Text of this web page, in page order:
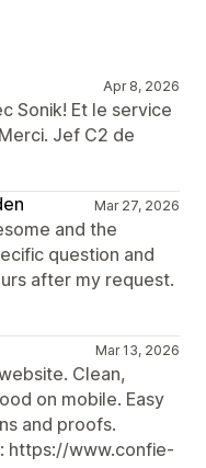
Apr 8, 2026
Sonik! Et le service
Jef C2 de
Mar 27, 2026
and the
question and
after my request.
Mar 13, 2026
Clean,
on mobile. Easy
and proofs.
https://www.confie-